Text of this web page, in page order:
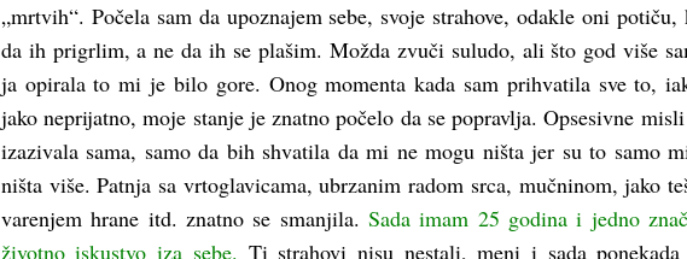
„mrtvih“. Počela sam da upoznajem sebe, svoje strahove, odakle oni potiču,
da ih prigrlim, a ne da ih se plašim. Možda zvuči suludo, ali što god više
ja opirala to mi je bilo gore. Onog momenta kada sam prihvatila sve to,
jako neprijatno, moje stanje je znatno počelo da se popravlja. Opsesivne
izazivala sama, samo da bih shvatila da mi ne mogu ništa jer su to samo
ništa više. Patnja sa vrtoglavicama, ubrzanim radom srca, mučninom, jako
varenjem hrane itd. znatno se smanjila. Sada imam 25 godina i jedno
životno iskustvo iza sebe. Ti strahovi nisu nestali, meni i sada ponekada